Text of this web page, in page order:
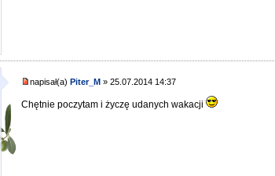
napisał(a) Piter_M » 25.07.2014 14:37
Chętnie poczytam i życzę udanych wakacji